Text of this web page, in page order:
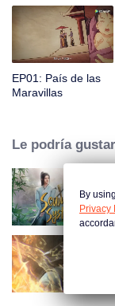
Xingyun.
EP01: País de las
Maravillas
Le podría gustar
By
Privacy